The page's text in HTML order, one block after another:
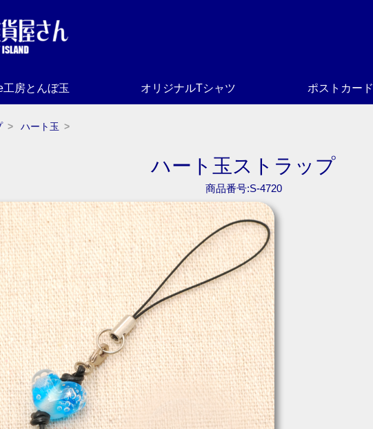
工房とんぼ玉 オリジナルTシャツ ポストカード
ハート玉
ハート玉ストラップ
商品番号:S-4720